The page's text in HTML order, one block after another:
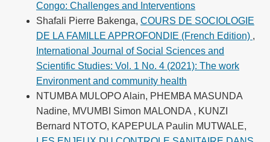
Congo: Challenges and Interventions
Shafali Pierre Bakenga, COURS DE SOCIOLOGIE
DE LA FAMILLE APPROFONDIE (French Edition) ,
International Journal of Social Sciences and
Scientific Studies: Vol. 1 No. 4 (2021): The work
Environment and community health
NTUMBA MULOPO Alain, PHEMBA MASUNDA
Nadine, MVUMBI Simon MALONDA , KUNZI
Bernard NTOTO, KAPEPULA Paulin MUTWALE,